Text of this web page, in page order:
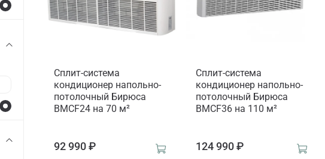
Сплит-система
кондиционер напольно-
потолочный Бирюса
BMCF24 на 70 м²
92 990 ₽
Сплит-система
кондиционер напольно-
потолочный Бирюса
BMCF36 на 110 м²
124 990 ₽